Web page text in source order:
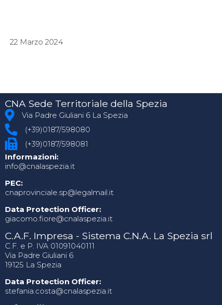
22 Marzo 2024
CNA Sede Territoriale della Spezia
Via Padre Giuliani 6 La Spezia
(+39)0187/598080
(+39)0187/598081
Informazioni:
info@cnalaspezia.it
PEC:
cnaprovinciale.sp@legalmail.it
Data Protection Officer:
giacomo.fiore@cnalaspezia.it
C.A.F. Impresa - Sistema C.N.A. La Spezia srl
C.F. e P. IVA 01091040111
Via Padre Giuliani 6
19125 La Spezia
Data Protection Officer:
stefania.costa@cnalaspezia.it